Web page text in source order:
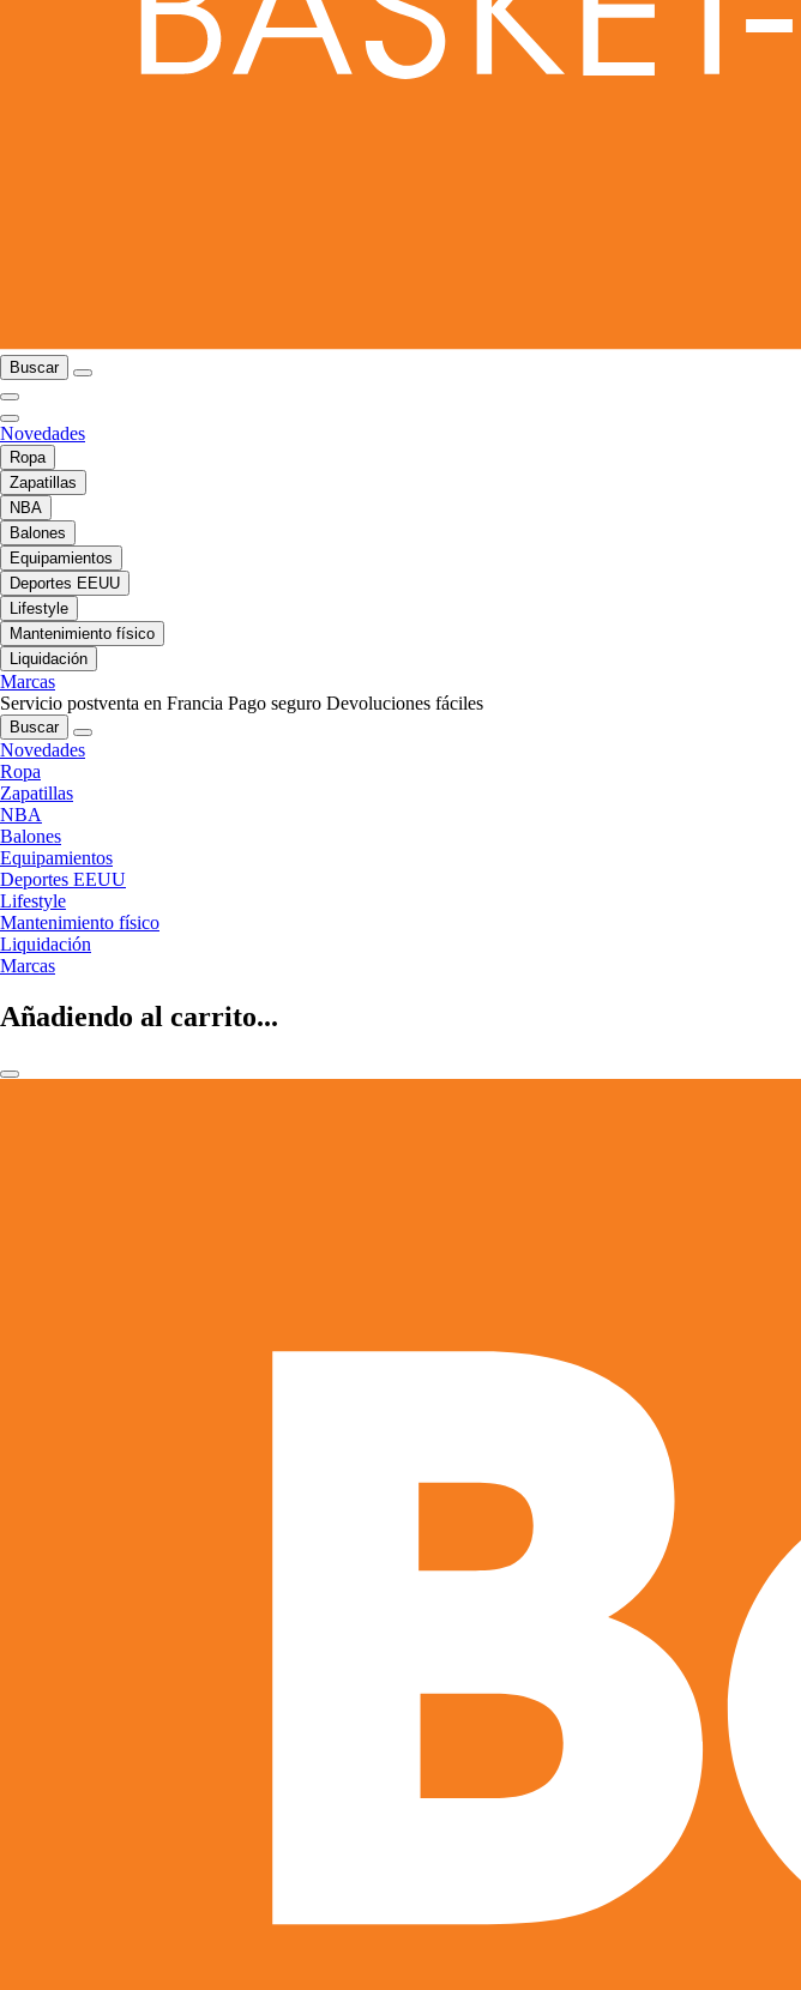
Buscar
Novedades
Ropa
Zapatillas
NBA
Balones
Equipamientos
Deportes EEUU
Lifestyle
Mantenimiento físico
Liquidación
Marcas
Servicio postventa en Francia Pago seguro Devoluciones fáciles
Buscar
Novedades
Ropa
Zapatillas
NBA
Balones
Equipamientos
Deportes EEUU
Lifestyle
Mantenimiento físico
Liquidación
Marcas
Añadiendo al carrito...